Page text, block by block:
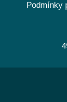
Podmínky